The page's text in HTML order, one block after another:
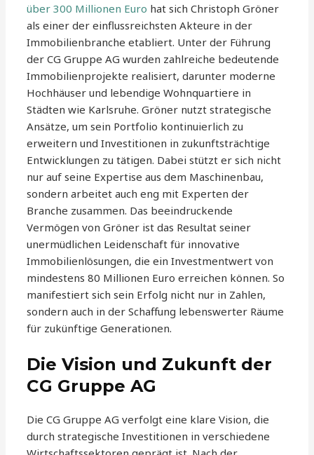
über 300 Millionen Euro hat sich Christoph Gröner
als einer der einflussreichsten Akteure in der
Immobilienbranche etabliert. Unter der Führung
der CG Gruppe AG wurden zahlreiche bedeutende
Immobilienprojekte realisiert, darunter moderne
Hochhäuser und lebendige Wohnquartiere in
Städten wie Karlsruhe. Gröner nutzt strategische
Ansätze, um sein Portfolio kontinuierlich zu
erweitern und Investitionen in zukunftsträchtige
Entwicklungen zu tätigen. Dabei stützt er sich nicht
nur auf seine Expertise aus dem Maschinenbau,
sondern arbeitet auch eng mit Experten der
Branche zusammen. Das beeindruckende
Vermögen von Gröner ist das Resultat seiner
unermüdlichen Leidenschaft für innovative
Immobilienlösungen, die ein Investmentwert von
mindestens 80 Millionen Euro erreichen können. So
manifestiert sich sein Erfolg nicht nur in Zahlen,
sondern auch in der Schaffung lebenswerter Räume
für zukünftige Generationen.
Die Vision und Zukunft der
CG Gruppe AG
Die CG Gruppe AG verfolgt eine klare Vision, die
durch strategische Investitionen in verschiedene